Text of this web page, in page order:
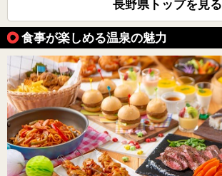
長野県トップを見る
食事が楽しめる温泉の魅力